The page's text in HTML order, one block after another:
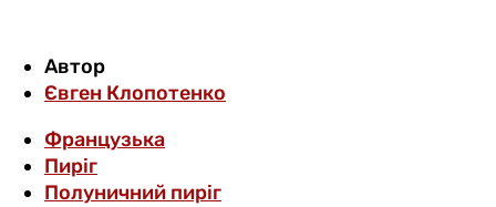
Автор
Євген Клопотенко
Французька
Пиріг
Полуничний пиріг